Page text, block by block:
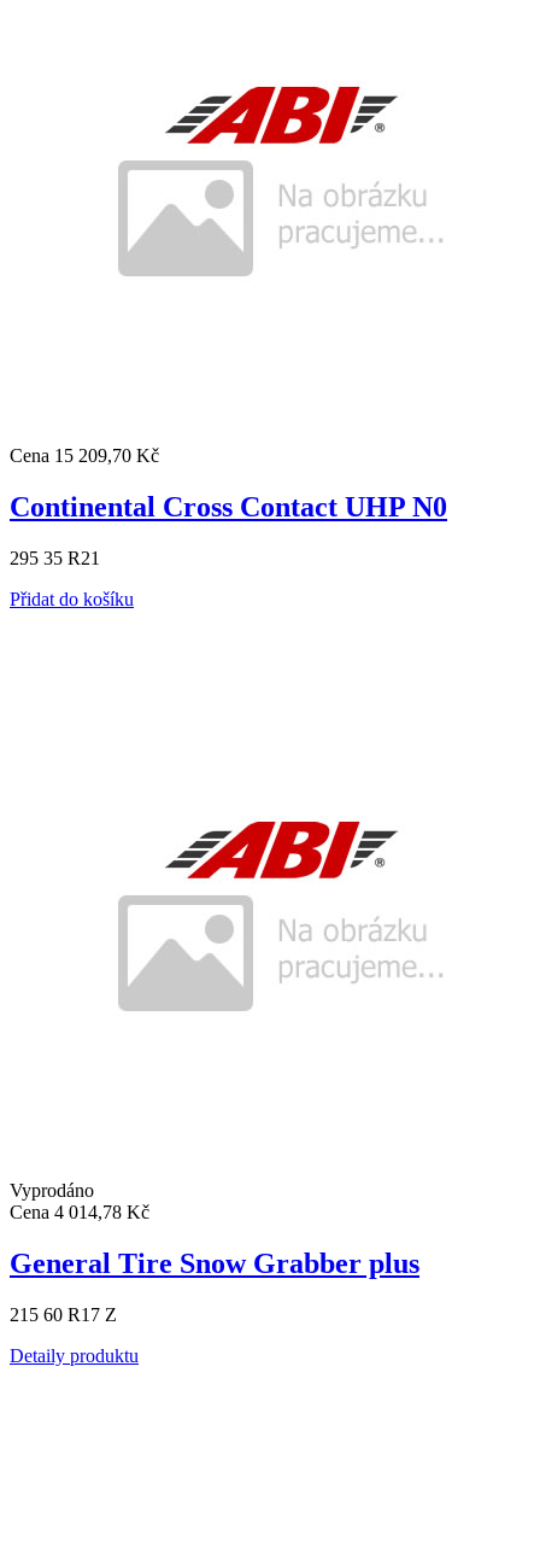
Cena 15 209,70 Kč
Continental Cross Contact UHP N0
295 35 R21
Přidat do košíku
Vyprodáno
Cena 4 014,78 Kč
General Tire Snow Grabber plus
215 60 R17 Z
Detaily produktu